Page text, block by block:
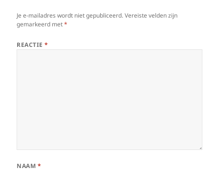
Je e-mailadres wordt niet gepubliceerd. Vereiste velden zijn
gemarkeerd met*
REACTIE*
NAAM *